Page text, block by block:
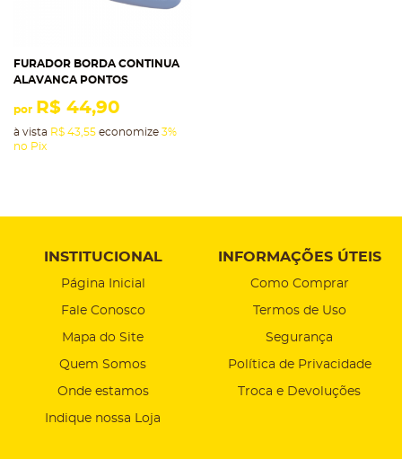
FURADOR BORDA CONTINUA
ALAVANCA PONTOS
por R$ 44,90
à vista R$ 43,55 economize 3%
no Pix
INSTITUCIONAL
Página Inicial
Fale Conosco
Mapa do Site
Quem Somos
Onde estamos
Indique nossa Loja
INFORMAÇÕES ÚTEIS
Como Comprar
Termos de Uso
Segurança
Política de Privacidade
Troca e Devoluções